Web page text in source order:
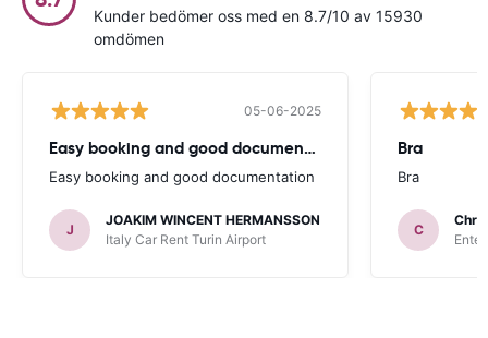
Kunder bedömer oss med en 8.7/10 av 15930
omdömen
05-06-2025
Easy booking and good documentation
Easy booking and good documentation
J
JOAKIM WINCENT HERMANSSON
Italy Car Rent Turin Airport
Bra
Bra
C